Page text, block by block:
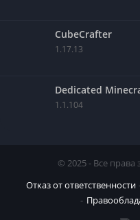
CubeCrafter
1.17.13
Dedicated
1.1.104
© 2025 - Все
Отказ от ответственности